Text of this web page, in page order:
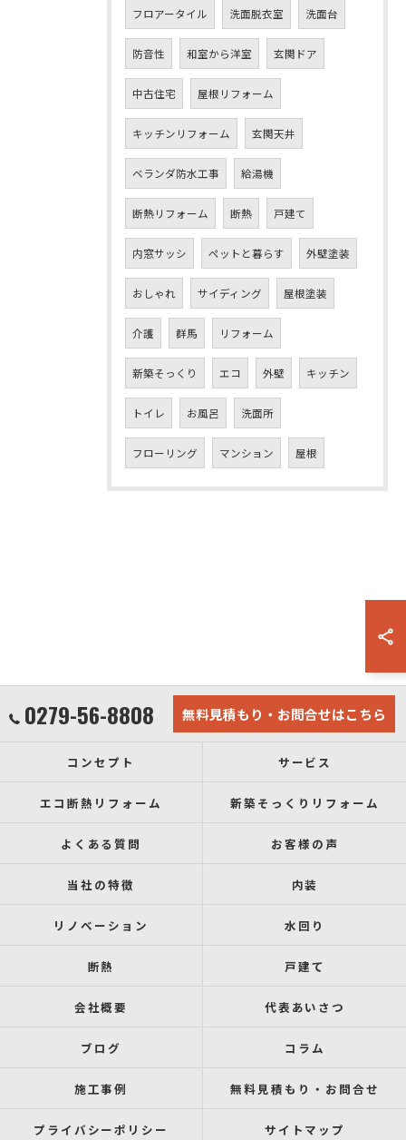
フロアータイル 洗面脱衣室 洗面台
防音性 和室から洋室 玄関ドア
中古住宅 屋根リフォーム
キッチンリフォーム 玄関天井
ベランダ防水工事 給湯機
断熱リフォーム 断熱 戸建て
内窓サッシ ペットと暮らす 外壁塗装
おしゃれ サイディング 屋根塗装
介護 群馬 リフォーム
新築そっくり エコ 外壁 キッチン
トイレ お風呂 洗面所
フローリング マンション 屋根
0279-56-8808 無料見積もり・お問合せはこちら
コンセプト サービス
エコ断熱リフォーム 新築そっくりリフォーム
よくある質問 お客様の声
当社の特徴 内装
リノベーション 水回り
断熱 戸建て
会社概要 代表あいさつ
ブログ コラム
施工事例 無料見積もり・お問合せ
プライバシーポリシー サイトマップ